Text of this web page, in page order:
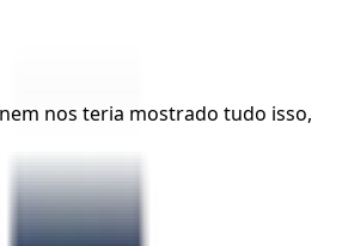
nos teria mostrado tudo isso,